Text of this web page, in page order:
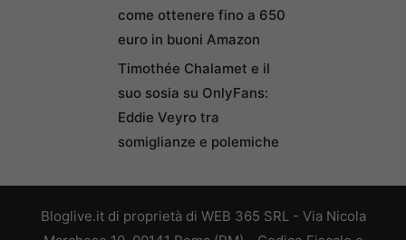
come ottenere fino a 650
euro in buoni Amazon
Timothée Chalamet e il
suo sosia su OnlyFans:
Eddie Veyro tra
somiglianze e polemiche
Bloglive.it di proprietà di WEB 365 SRL - Via Nicola